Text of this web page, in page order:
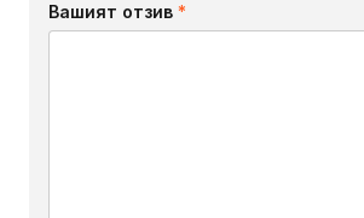
Вашият отзив *